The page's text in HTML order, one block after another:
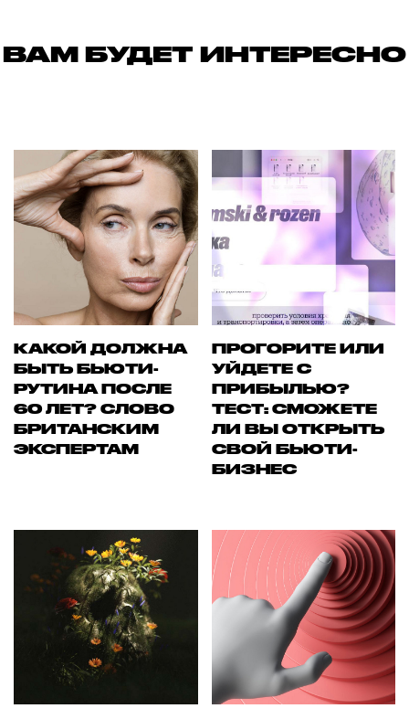
ВАМ БУДЕТ ИНТЕРЕСНО
КАКОЙ ДОЛЖНА
БЫТЬ БЬЮТИ-
РУТИНА ПОСЛЕ
60 ЛЕТ? СЛОВО
БРИТАНСКИМ
ЭКСПЕРТАМ
ПРОГОРИТЕ ИЛИ
УЙДЕТЕ С
ПРИБЫЛЬЮ?
ТЕСТ: СМОЖЕТЕ
ЛИ ВЫ ОТКРЫТЬ
СВОЙ БЬЮТИ-
БИЗНЕС